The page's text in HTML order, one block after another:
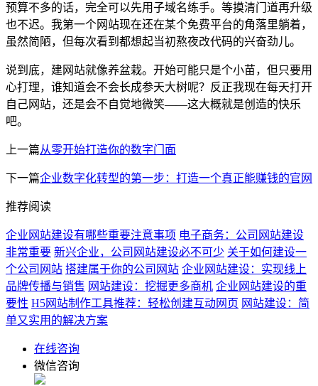
预算不多的话，完全可以先用子域名练手。等摸清门道再升级
也不迟。我第一个网站现在还在某个免费平台的角落里躺着，
虽然简陋，但每次看到都想起当初熬夜改代码的兴奋劲儿。
说到底，建网站就像养盆栽。开始可能只是个小苗，但只要用
心打理，谁知道会不会长成参天大树呢？反正我现在每天打开
自己网站，还是会不自觉地微笑——这大概就是创造的快乐
吧。
上一篇从零开始打造你的数字门面
下一篇企业数字化转型的第一步：打造一个真正能赚钱的官网
推荐阅读
企业网站建设有哪些重要注意事项 电子商务：公司网站建设
非常重要 新兴企业，公司网站建设必不可少 关于如何建设一
个公司网站 搭建属于你的公司网站 企业网站建设：实现线上
品牌传播与销售 网站建设：挖掘更多商机 企业网站建设的重
要性 H5网站制作工具推荐：轻松创建互动网页 网站建设：简
单又实用的解决方案
在线咨询
微信咨询